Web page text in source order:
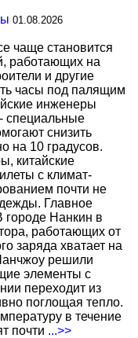
01.08.2026
чаще становится
работающих на
и другие
часы под палящим
инженеры
специальные
снизить
на 10 градусов.
китайские
с климат-
почти не
Главное
городе Нанкин в
работающих от
заряда хватает на
решили
элементы с
переходит из
поглощая тепло.
в течение
почти ...>>